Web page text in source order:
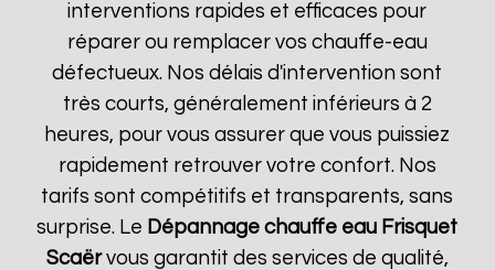
interventions rapides et efficaces pour
réparer ou remplacer vos chauffe-eau
défectueux. Nos délais d'intervention sont
très courts, généralement inférieurs à 2
heures, pour vous assurer que vous puissiez
rapidement retrouver votre confort. Nos
tarifs sont compétitifs et transparents, sans
surprise. Le Dépannage chauffe eau Frisquet
Scaërvous garantit des services de qualité,